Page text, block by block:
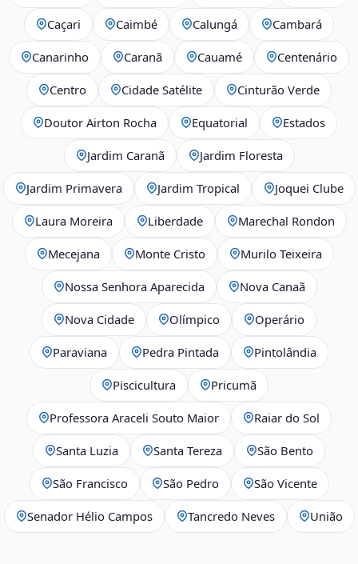
Caçari Caimbé Calungá Cambará
Canarinho Caranã Cauamé Centenário
Centro Cidade Satélite Cinturão Verde
Doutor Airton Rocha Equatorial Estados
Jardim Caranã Jardim Floresta
Jardim Primavera Jardim Tropical Joquei Clube
Laura Moreira Liberdade Marechal Rondon
Mecejana Monte Cristo Murilo Teixeira
Nossa Senhora Aparecida Nova Canaã
Nova Cidade Olímpico Operário
Paraviana Pedra Pintada Pintolândia
Piscicultura Pricumã
Professora Araceli Souto Maior Raiar do Sol
Santa Luzia Santa Tereza São Bento
São Francisco São Pedro São Vicente
Senador Hélio Campos Tancredo Neves União